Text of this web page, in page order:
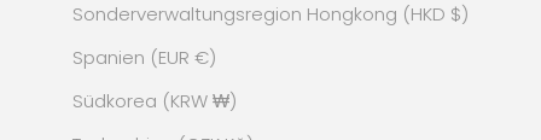
Sonderverwaltungsregion Hongkong (HKD $)
Spanien (EUR €)
Südkorea (KRW ₩)